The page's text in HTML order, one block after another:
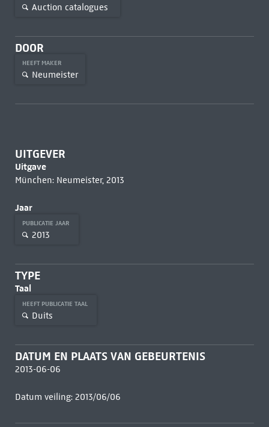
Auction catalogues
DOOR
HEEFT MAKER
Neumeister
UITGEVER
Uitgave
München: Neumeister, 2013
Jaar
PUBLICATIE JAAR
2013
TYPE
Taal
HEEFT PUBLICATIE TAAL
Duits
DATUM EN PLAATS VAN GEBEURTENIS
2013-06-06
Datum veiling: 2013/06/06